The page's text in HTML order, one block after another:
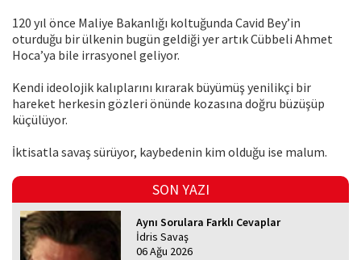
120 yıl önce Maliye Bakanlığı koltuğunda Cavid Bey’in
oturduğu bir ülkenin bugün geldiği yer artık Cübbeli Ahmet
Hoca’ya bile irrasyonel geliyor.
Kendi ideolojik kalıplarını kırarak büyümüş yenilikçi bir
hareket herkesin gözleri önünde kozasına doğru büzüşüp
küçülüyor.
İktisatla savaş sürüyor, kaybedenin kim olduğu ise malum.
SON YAZI
Aynı Sorulara Farklı Cevaplar
İdris Savaş
06 Ağu 2026